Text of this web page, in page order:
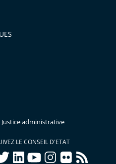
administrative
LE CONSEIL D'ETAT
linkedInyoutubeinstagram
flickr rss